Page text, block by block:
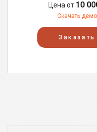
Цена от 10
Скачать демо
Заказать